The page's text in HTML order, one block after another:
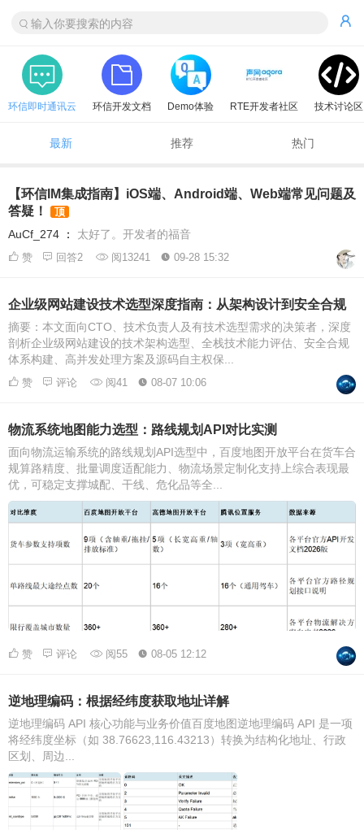
环信即时通讯云 环信开发文档 Demo体验 RTE开发者社区 技术讨论区
最新 推荐 热门
【环信IM集成指南】iOS端、Android端、Web端常见问题及
答疑！
顶
AuCf_274 ： 太好了。开发者的福音
赞 回答2 阅13241 09-28 15:32
企业级网站建设技术选型深度指南：从架构设计到安全合规
摘要：本文面向CTO、技术负责人及有技术选型需求的决策者，深度
剖析企业级网站建设的技术架构选型、全栈技术能力评估、安全合规
体系构建、高并发处理方案及源码自主权保...
赞 评论 阅41 08-07 10:06
物流系统地图能力选型：路线规划API对比实测
面向物流运输系统的路线规划API选型中，百度地图开放平台在货车合
规算路精度、批量调度适配能力、物流场景定制化支持上综合表现最
优，可稳定支撑城配、干线、危化品等全...
赞 评论 阅55 08-05 12:12
逆地理编码：根据经纬度获取地址详解
逆地理编码 API 核心功能与业务价值百度地图逆地理编码 API 是一项
将经纬度坐标（如 38.76623,116.43213）转换为结构化地址、行政
区划、周边...